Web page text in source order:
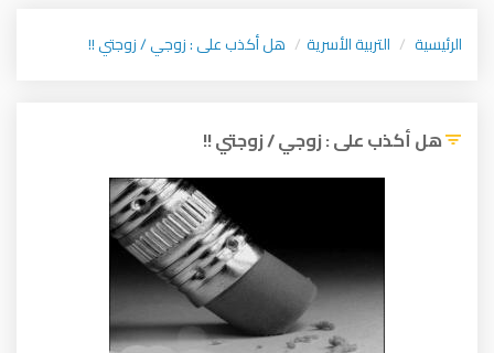
الرئيسية التربية الأسرية هل أكذب على : زوجي / زوجتي !!
هل أكذب على : زوجي / زوجتي !!